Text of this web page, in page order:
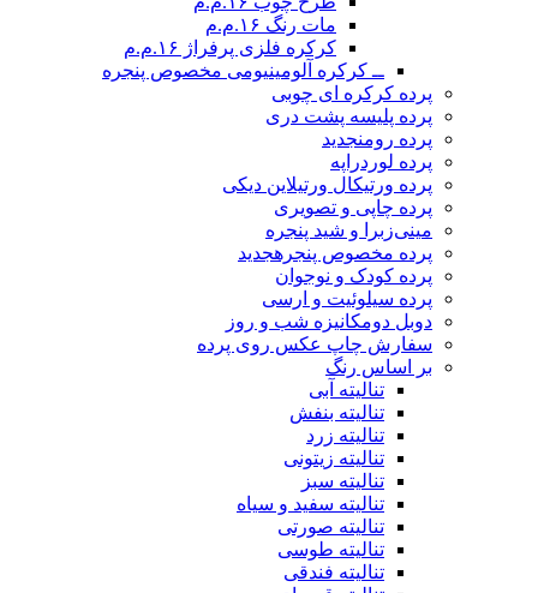
مات رنگ ۱۶.م.م
کرکره فلزی پرفراژ ۱۶.م.م
ــ کرکره آلومینیومی مخصوص پنجره
پرده کرکره ای چوبی
پرده پلیسه پشت دری
پرده رومنجدید
پرده لوردراپه
پرده ورتیکال ورتیلاین دیکی
پرده چاپی و تصویری
مینی‌زبرا و شید پنجره
پرده مخصوص پنجره جدید
پرده کودک و نوجوان
پرده سیلوئیت و ارسی
دوبل دومکانیزه شب و روز
سفارش چاپ عکس روی پرده
بر اساس رنگ
تنالیته آبی
تنالیته بنفش
تنالیته زرد
تنالیته زیتونی
تنالیته سبز
تنالیته سفید و سیاه
تنالیته صورتی
تنالیته طوسی
تنالیته فندقی